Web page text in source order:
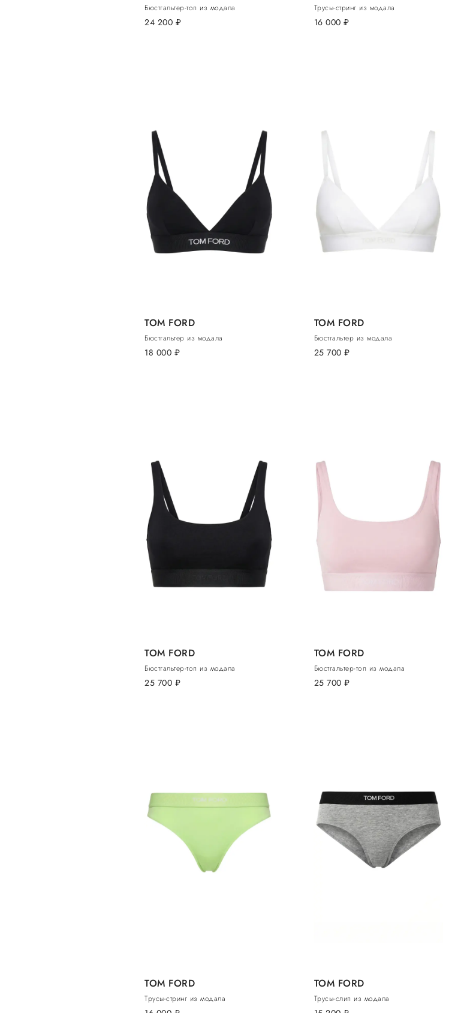
Бюстгальтер-топ из модала
24 200 руб.
Трусы-стринг из модала
16 000 руб.
TOM FORD
Бюстгальтер из модала
18 000 руб.
TOM FORD
Бюстгальтер из модала
25 700 руб.
TOM FORD
Бюстгальтер-топ из модала
25 700 руб.
TOM FORD
Бюстгальтер-топ из модала
25 700 руб.
TOM FORD
Трусы-стринг из модала
TOM FORD
Трусы-слип из модала